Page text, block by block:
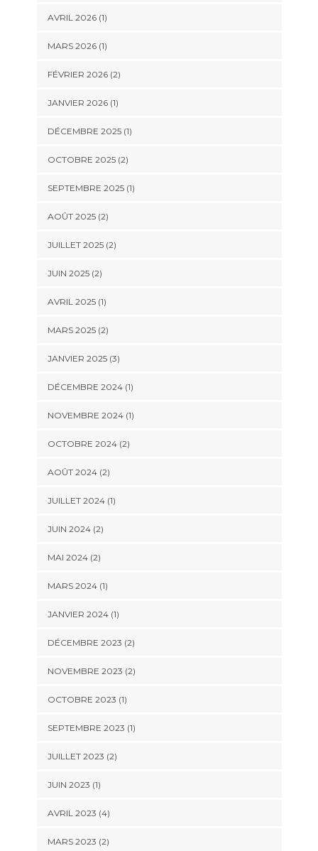
AVRIL 2026(1)
MARS 2026(1)
FÉVRIER 2026(2)
JANVIER 2026(1)
DÉCEMBRE 2025(1)
OCTOBRE 2025(2)
SEPTEMBRE 2025(1)
AOÛT 2025(2)
JUILLET 2025(2)
JUIN 2025(2)
AVRIL 2025(1)
MARS 2025(2)
JANVIER 2025(3)
DÉCEMBRE 2024(1)
NOVEMBRE 2024(1)
OCTOBRE 2024(2)
AOÛT 2024(2)
JUILLET 2024(1)
JUIN 2024(2)
MAI 2024(2)
MARS 2024(1)
JANVIER 2024(1)
DÉCEMBRE 2023 (2)
NOVEMBRE 2023 (2)
OCTOBRE 2023 (1)
SEPTEMBRE 2023 (1)
JUILLET 2023 (2)
JUIN 2023 (1)
AVRIL 2023 (4)
MARS 2023 (2)